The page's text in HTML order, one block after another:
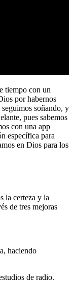
tiempo con un
por habernos
soñando, y
pues sabemos
con una app
específica para
en Dios para los
la certeza y la
de tres mejoras
haciendo
de radio.